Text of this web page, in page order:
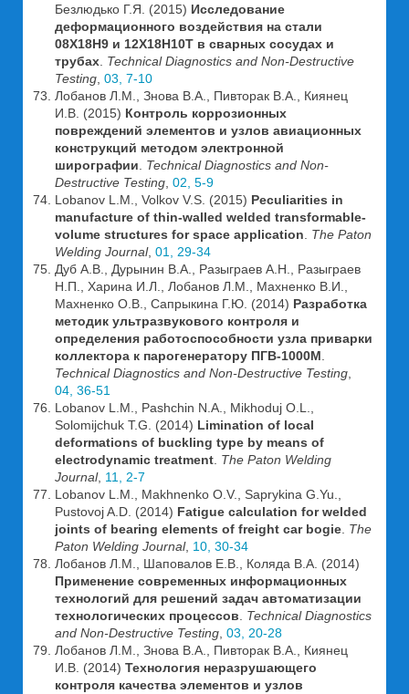
Безлюдько Г.Я. (2015) Исследование
деформационного воздействия на стали
08Х18Н9 и 12Х18Н10Т в сварных сосудах и
трубах Technical Diagnostics and Non-Destructive
Testing 03, 7-10
Лобанов Л.М., Знова В.А., Пивторак В.А., Киянец
И.В. (2015) Контроль коррозионных
повреждений элементов и узлов авиационных
конструкций методом электронной
ширографии
Technical Diagnostics and Non-
Destructive Testing 02, 5-9
Lobanov L.M., Volkov V.S. (2015) Peculiarities in
manufacture of thin-walled welded transformable-
volume structures for space application
The Paton
Welding Journal, 01, 29-34
Дуб А.В., Дурынин В.А., Разыграев А.Н., Разыграев
Н.П., Харина И.Л., Лобанов Л.М., Махненко В.И.,
Махненко О.В., Сапрыкина Г.Ю. (2014) Разработка
методик ультразвукового контроля и
определения работоспособности узла приварки
коллектора к парогенератору ПГВ-1000М
Technical Diagnostics and Non-Destructive Testing
04, 36-51
Lobanov L.M., Pashchin N.A., Mikhoduj O.L.,
Solomijchuk T.G. (2014) Limination of local
deformations of buckling type by means of
electrodynamic treatment The Paton Welding
Journal, 11, 2-7
Lobanov L.M., Makhnenko O.V., Saprykina G.Yu.,
Pustovoj A.D. (2014) Fatigue calculation for welded
joints of bearing elements of freight car bogie The
Paton Welding Journal, 10, 30-34
Лобанов Л.М., Шаповалов Е.В., Коляда В.А. (2014)
Применение современных информационных
технологий для решений задач автоматизации
технологических процессов
Technical Diagnostics
and Non-Destructive Testing 03, 20-28
Лобанов Л.М., Знова В.А., Пивторак В.А., Киянец
И.В. (2014) Технология неразрушающего
контроля качества элементов и узлов